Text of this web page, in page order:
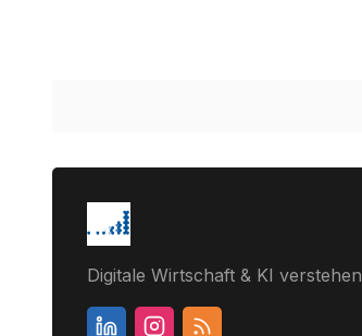
Digitale Wirtschaft & KI verstehen